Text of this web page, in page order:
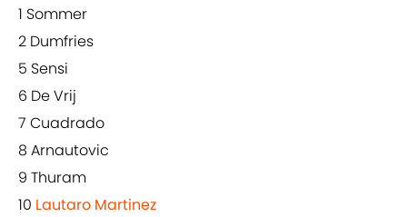
1 Sommer
2 Dumfries
5 Sensi
6 De Vrij
7 Cuadrado
8 Arnautovic
9 Thuram
10 Lautaro Martinez